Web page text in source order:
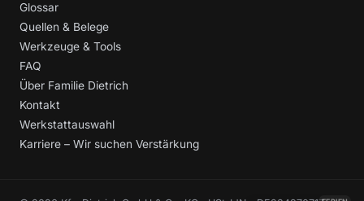
Glossar
Quellen & Belege
Werkzeuge & Tools
FAQ
Über Familie Dietrich
Kontakt
Werkstattauswahl
Karriere – Wir suchen Verstärkung